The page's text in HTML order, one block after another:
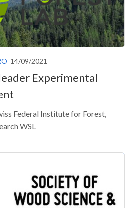
Stampa)
14/09/2021
Experimental
Federal Institute for Forest,
WSL